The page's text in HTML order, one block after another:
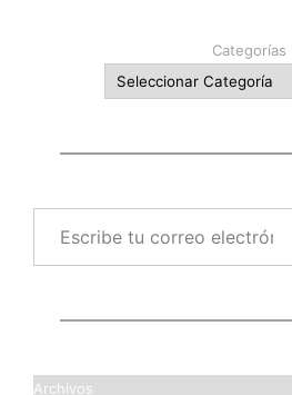
Categorías
Escribe tu correo electrónico…
Archivos